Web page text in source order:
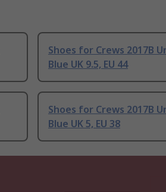
Shoes for Crews 2017B
Blue UK 9.5, EU 44
Shoes for Crews 2017B
Blue UK 5, EU 38